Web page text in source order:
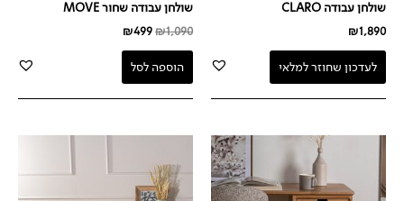
שולחן עבודה CLARO
₪1,890
לעדכון שחוזר למלאי
שולחן עבודה שחור MOVE
₪1,090
₪499
הוספה לסל